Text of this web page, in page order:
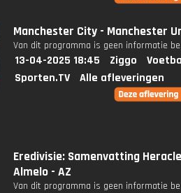
Manchester City - Manchester
Van dit programma is geen informatie
13-04-2025 18:45 Ziggo
Sporten.TV
Alle afleveringen
Eredivisie: Samenvatting
Almelo - AZ
Van dit programma is geen informatie